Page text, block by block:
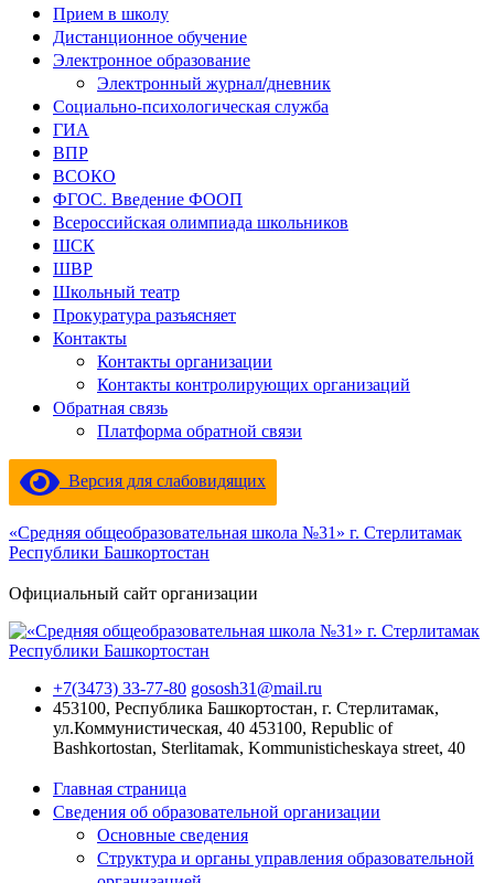
Прием в школу
Дистанционное обучение
Электронное образование
Электронный журнал/дневник
Социально-психологическая служба
ГИА
ВПР
ВСОКО
ФГОС. Введение ФООП
Всероссийская олимпиада школьников
ШСК
ШВР
Школьный театр
Прокуратура разъясняет
Контакты
Контакты организации
Контакты контролирующих организаций
Обратная связь
Платформа обратной связи
Версия для слабовидящих
«Средняя общеобразовательная школа №31» г. Стерлитамак
Республики Башкортостан
Официальный сайт организации
+7(3473) 33-77-80 gososh31@mail.ru
453100, Республика Башкортостан, г. Стерлитамак,
ул.Коммунистическая, 40 453100, Republic of
Bashkortostan, Sterlitamak, Kommunisticheskaya street, 40
Главная страница
Сведения об образовательной организации
Основные сведения
Структура и органы управления образовательной